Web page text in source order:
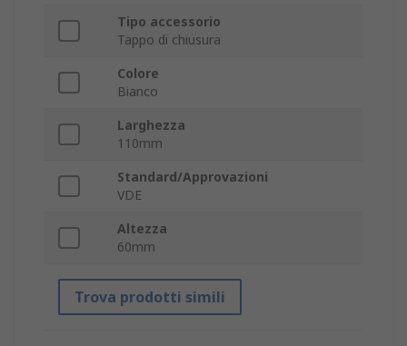
Tipo accessorio
Tappo di chiusura
Colore
Bianco
Larghezza
110mm
Standard/Approvazioni
VDE
Altezza
60mm
Trova prodotti simili